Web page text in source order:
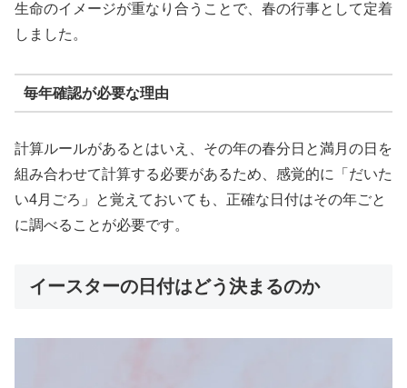
生命のイメージが重なり合うことで、春の行事として定着
しました。
毎年確認が必要な理由
計算ルールがあるとはいえ、その年の春分日と満月の日を
組み合わせて計算する必要があるため、感覚的に「だいた
い4月ごろ」と覚えておいても、正確な日付はその年ごと
に調べることが必要です。
イースターの日付はどう決まるのか